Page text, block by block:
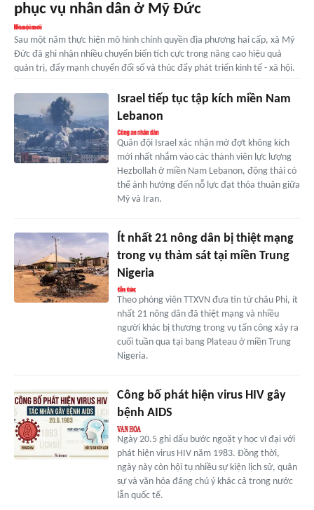
phục vụ nhân dân ở Mỹ Đức
Sau một năm thực hiện mô hình chính quyền địa phương hai cấp, xã Mỹ
Đức đã ghi nhận nhiều chuyển biến tích cực trong nâng cao hiệu quả
quản trị, đẩy mạnh chuyển đổi số và thúc đẩy phát triển kinh tế - xã hội.
Israel tiếp tục tập kích miền Nam
Lebanon
Quân đội Israel xác nhận mở đợt không kích
mới nhất nhắm vào các thành viên lực lượng
Hezbollah ở miền Nam Lebanon, động thái có
thể ảnh hưởng đến nỗ lực đạt thỏa thuận giữa
Mỹ và Iran.
Ít nhất 21 nông dân bị thiệt mạng
trong vụ thảm sát tại miền Trung
Nigeria
Theo phóng viên TTXVN đưa tin từ châu Phi, ít
nhất 21 nông dân đã thiệt mạng và nhiều
người khác bị thương trong vụ tấn công xảy ra
cuối tuần qua tại bang Plateau ở miền Trung
Nigeria.
Công bố phát hiện virus HIV gây
bệnh AIDS
Ngày 20.5 ghi dấu bước ngoặt y học vĩ đại với
phát hiện virus HIV năm 1983. Đồng thời,
ngày này còn hội tụ nhiều sự kiện lịch sử, quân
sự và văn hóa đáng chú ý khác cả trong nước
lẫn quốc tế.